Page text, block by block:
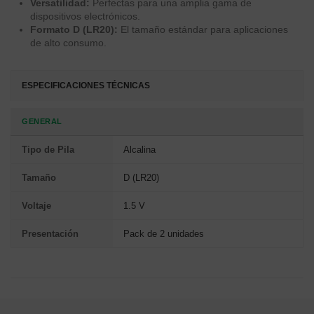
Versatilidad: Perfectas para una amplia gama de
dispositivos electrónicos.
Formato D (LR20): El tamaño estándar para aplicaciones
de alto consumo.
ESPECIFICACIONES TÉCNICAS
GENERAL
Tipo de Pila Alcalina
Tamaño D (LR20)
Voltaje 1.5 V
Presentación Pack de 2 unidades